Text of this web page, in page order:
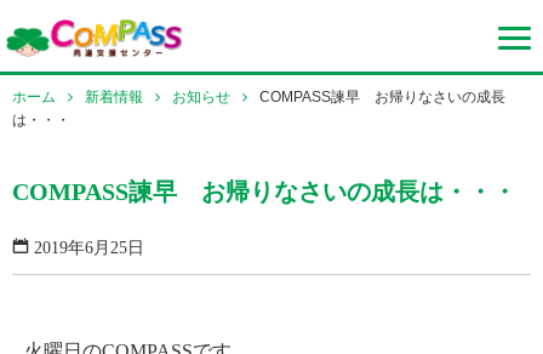
ホーム 新着情報 お知らせ
COMPASS諫早 お帰りなさいの成長
は・・・
COMPASS諫早 お帰りなさいの成長は・・・
2019年6月25日